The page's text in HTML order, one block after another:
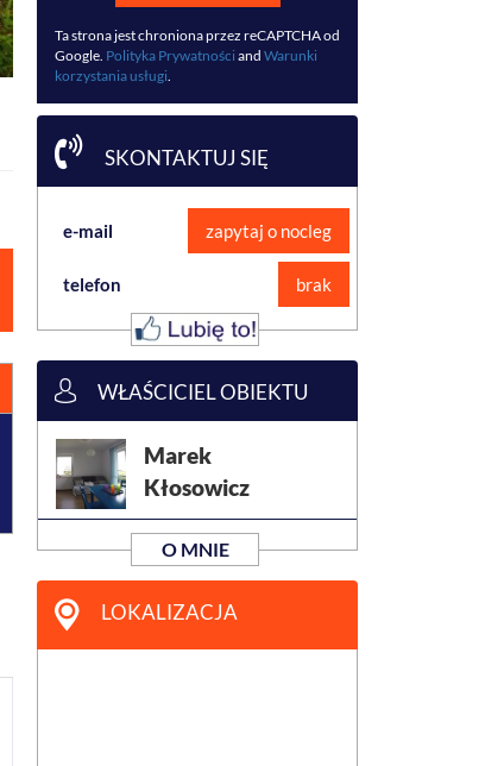
Ta strona jest chroniona przez reCAPTCHA od
Google. Polityka Prywatności and Warunki
korzystania usługi
SKONTAKTUJ SIĘ
e-mail zapytaj o nocleg
telefon brak
WŁAŚCICIEL OBIEKTU
Marek
Kłosowicz
O MNIE
LOKALIZACJA